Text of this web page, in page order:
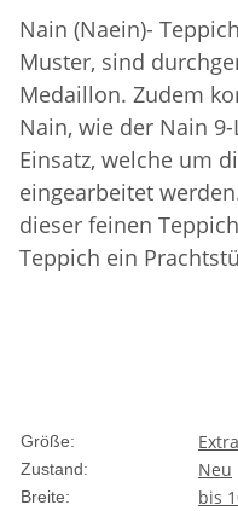
Nain (Naein)-
Muster, sind
Medaillon. Zudem
Nain, wie der Nain
Einsatz, welche um
eingearbeitet
dieser feinen
Teppich ein
Größe:
Zustand: Neu
Breite: bis